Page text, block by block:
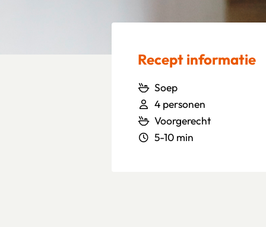
Recept informatie
Soep
4 personen
Voorgerecht
5-10 min